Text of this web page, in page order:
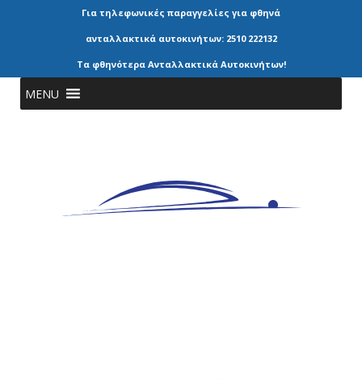
Για τηλεφωνικές παραγγελίες για φθηνά
ανταλλακτικά αυτοκινήτων: 2510 222132
Τα φθηνότερα Ανταλλακτικά Αυτοκινήτων!
MENU